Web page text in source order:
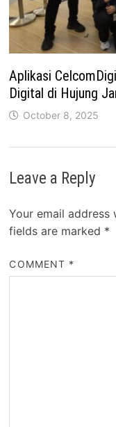
Aplikasi
Digital di Hujung
October 8, 2025
Leave a Reply
Your email address
fields are marked *
COMMENT *